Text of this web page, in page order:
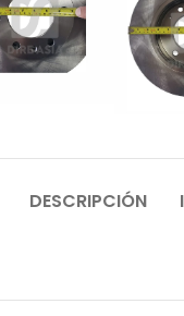
DESCRIPCIÓN